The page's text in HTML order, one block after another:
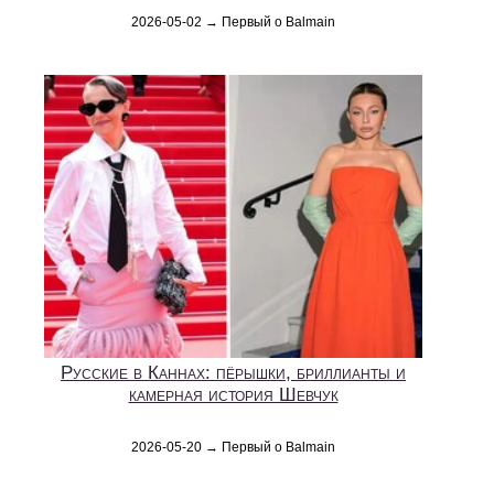
2026-05-02 → Первый о Balmain
Русские в Каннах: пёрышки, бриллианты и
камерная история Шевчук
2026-05-20 → Первый о Balmain